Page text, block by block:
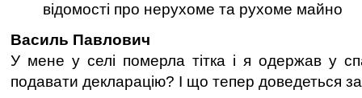
відомості про нерухоме та рухоме майно
Василь Павлович
У мене у селі померла тітка і я одержав у
подавати декларацію? І що тепер доведеться